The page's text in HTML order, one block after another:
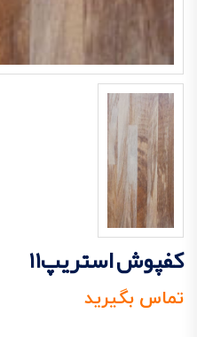
کفپوش استریپ11
تماس بگیرید